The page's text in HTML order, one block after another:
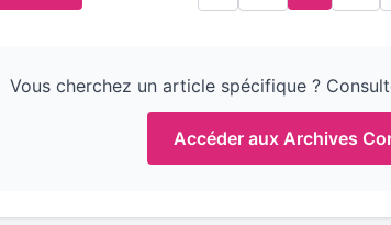
Vous cherchez un article spécifique ?
Accéder aux Archives